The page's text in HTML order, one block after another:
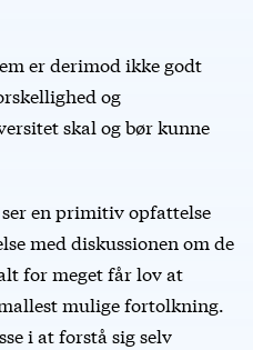
er derimod ikke godt
og
skal og bør kunne
en primitiv opfattelse
med diskussionen om de
for meget får lov at
mulige fortolkning.
i at forstå sig selv